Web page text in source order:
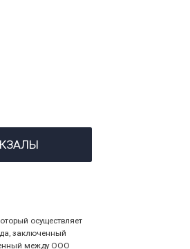
осуществляет
заключенный
между ООО